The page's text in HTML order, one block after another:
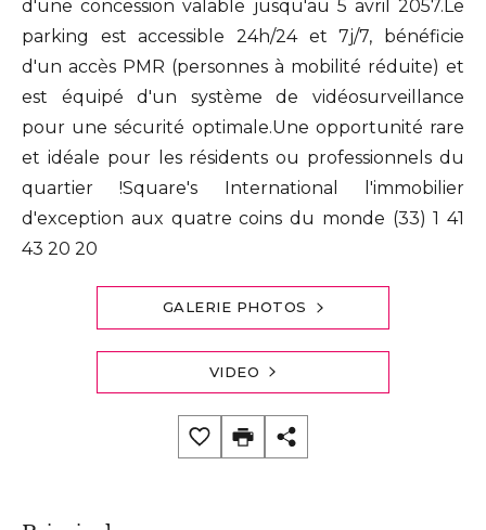
d'une concession valable jusqu'au 5 avril 2057.Le
parking est accessible 24h/24 et 7j/7, bénéficie
d'un accès PMR (personnes à mobilité réduite) et
est équipé d'un système de vidéosurveillance
pour une sécurité optimale.Une opportunité rare
et idéale pour les résidents ou professionnels du
quartier !Square's International l'immobilier
d'exception aux quatre coins du monde (33) 1 41
43 20 20
GALERIE PHOTOS
VIDEO